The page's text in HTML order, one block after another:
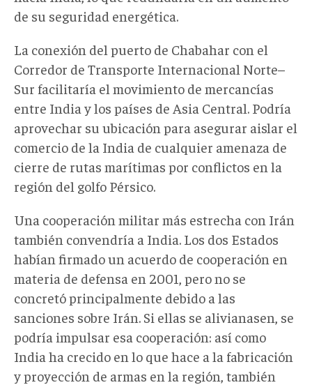
de su seguridad energética.
La conexión del puerto de Chabahar con el
Corredor de Transporte Internacional Norte–
Sur facilitaría el movimiento de mercancías
entre India y los países de Asia Central. Podría
aprovechar su ubicación para asegurar aislar el
comercio de la India de cualquier amenaza de
cierre de rutas marítimas por conflictos en la
región del golfo Pérsico.
Una cooperación militar más estrecha con Irán
también convendría a India. Los dos Estados
habían firmado un acuerdo de cooperación en
materia de defensa en 2001, pero no se
concretó principalmente debido a las
sanciones sobre Irán. Si ellas se alivianasen, se
podría impulsar esa cooperación: así como
India ha crecido en lo que hace a la fabricación
y proyección de armas en la región, también